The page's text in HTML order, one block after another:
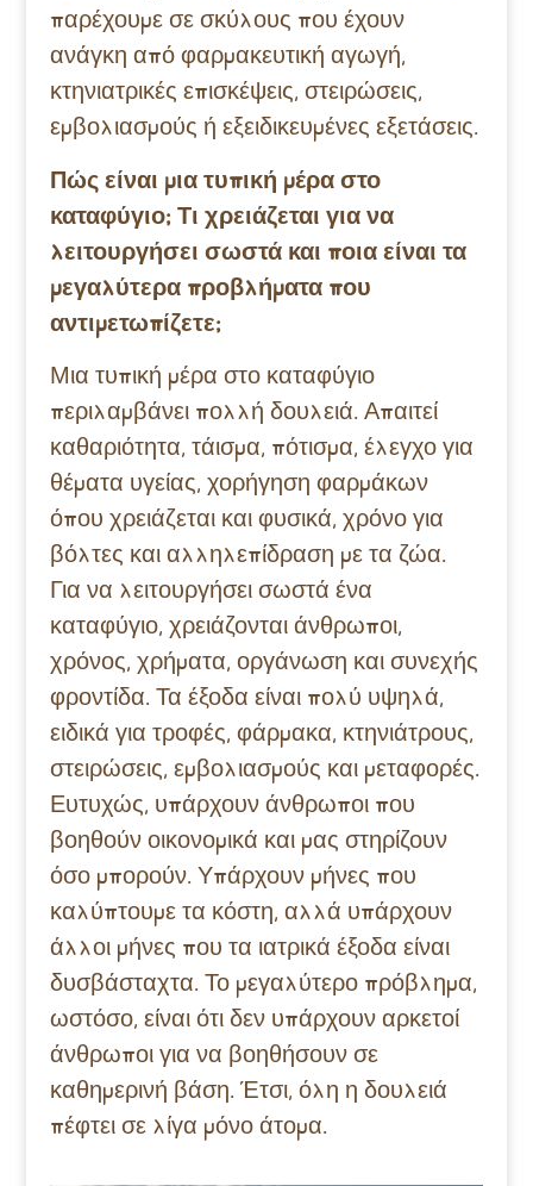
παρέχουμε σε σκύλους που έχουν
ανάγκη από φαρμακευτική αγωγή,
κτηνιατρικές επισκέψεις, στειρώσεις,
εμβολιασμούς ή εξειδικευμένες εξετάσεις.
Πώς είναι μια τυπική μέρα στο
καταφύγιο; Τι χρειάζεται για να
λειτουργήσει σωστά και ποια είναι τα
μεγαλύτερα προβλήματα που
αντιμετωπίζετε;
Μια τυπική μέρα στο καταφύγιο
περιλαμβάνει πολλή δουλειά. Απαιτεί
καθαριότητα, τάισμα, πότισμα, έλεγχο για
θέματα υγείας, χορήγηση φαρμάκων
όπου χρειάζεται και φυσικά, χρόνο για
βόλτες και αλληλεπίδραση με τα ζώα.
Για να λειτουργήσει σωστά ένα
καταφύγιο, χρειάζονται άνθρωποι,
χρόνος, χρήματα, οργάνωση και συνεχής
φροντίδα. Τα έξοδα είναι πολύ υψηλά,
ειδικά για τροφές, φάρμακα, κτηνιάτρους,
στειρώσεις, εμβολιασμούς και μεταφορές.
Ευτυχώς, υπάρχουν άνθρωποι που
βοηθούν οικονομικά και μας στηρίζουν
όσο μπορούν. Υπάρχουν μήνες που
καλύπτουμε τα κόστη, αλλά υπάρχουν
άλλοι μήνες που τα ιατρικά έξοδα είναι
δυσβάσταχτα. Το μεγαλύτερο πρόβλημα,
ωστόσο, είναι ότι δεν υπάρχουν αρκετοί
άνθρωποι για να βοηθήσουν σε
καθημερινή βάση. Έτσι, όλη η δουλειά
πέφτει σε λίγα μόνο άτομα.